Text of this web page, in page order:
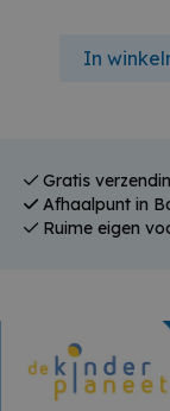
In
Gratis
Afhaalpunt in
Ruime eigen